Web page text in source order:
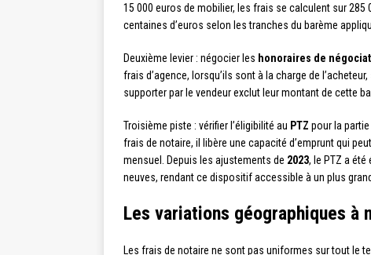
15 000 euros de mobilier, les frais se calculent sur 285
centaines d’euros selon les tranches du barème
Deuxième levier : négocier les honoraires de
frais d’agence, lorsqu’ils sont à la charge de
supporter par le vendeur exclut leur montant de cette
Troisième piste : vérifier l’éligibilité au PTZ pour la
frais de notaire, il libère une capacité d’emprunt qui
mensuel. Depuis les ajustements de 2023, le PTZ a
neuves, rendant ce dispositif accessible à un plus
Les variations géographiques à
Les frais de notaire ne sont pas uniformes sur tout le